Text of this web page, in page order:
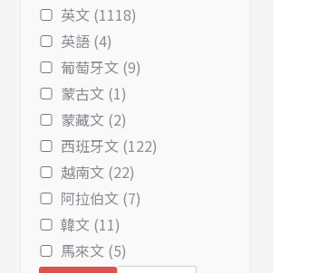
英文 (1118)
英語 (4)
葡萄牙文 (9)
蒙古文 (1)
蒙藏文 (2)
西班牙文 (122)
越南文 (22)
阿拉伯文 (7)
韓文 (11)
馬來文 (5)